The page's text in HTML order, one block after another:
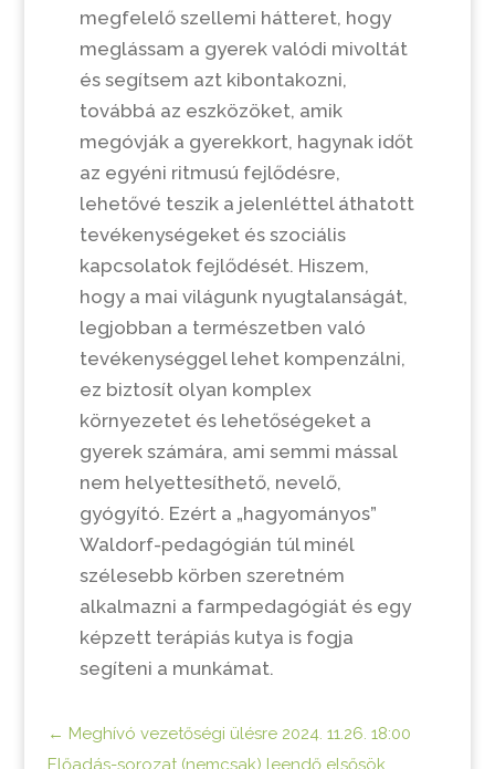
megfelelő szellemi hátteret, hogy
meglássam a gyerek valódi mivoltát
és segítsem azt kibontakozni,
továbbá az eszközöket, amik
megóvják a gyerekkort, hagynak időt
az egyéni ritmusú fejlődésre,
lehetővé teszik a jelenléttel áthatott
tevékenységeket és szociális
kapcsolatok fejlődését. Hiszem,
hogy a mai világunk nyugtalanságát,
legjobban a természetben való
tevékenységgel lehet kompenzálni,
ez biztosít olyan komplex
környezetet és lehetőségeket a
gyerek számára, ami semmi mással
nem helyettesíthető, nevelő,
gyógyító. Ezért a „hagyományos”
Waldorf-pedagógián túl minél
szélesebb körben szeretném
alkalmazni a farmpedagógiát és egy
képzett terápiás kutya is fogja
segíteni a munkámat.
← Meghívó vezetőségi ülésre 2024. 11.26. 18:00
Előadás-sorozat (nemcsak) leendő elsősök